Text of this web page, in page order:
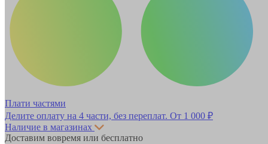
Плати частями
Делите оплату на 4 части, без переплат. От 1 000 ₽
Наличие в магазинах
Доставим вовремя или бесплатно